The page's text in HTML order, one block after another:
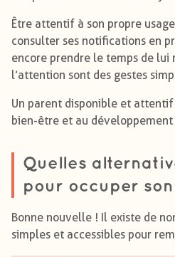
Être attentif à son propre
consulter ses notifications en
encore prendre le temps de lui
l’attention sont des gestes
Un parent disponible et
bien-être et au
Quelles
pour occuper
Bonne nouvelle ! Il existe de
simples et accessibles pour